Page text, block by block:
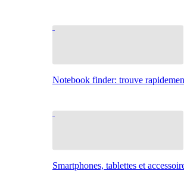
Notebook finder: trouve
Smartphones, tablettes et